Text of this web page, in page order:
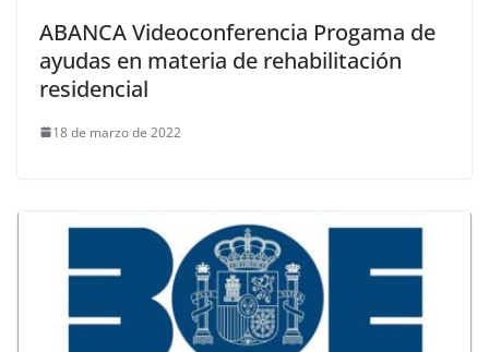
ABANCA Videoconferencia Progama de
ayudas en materia de rehabilitación
residencial
18 de marzo de 2022